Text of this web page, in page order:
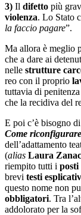
3) Il difetto più
violenza. Lo Stato
la faccio pagare”.
Ma allora è meglio
che a dare ai
nelle strutture
reo con il proprio
tuttavia di
che la recidiva del
E poi c’è bisogno
Come
dell’adattamento
(alias Laura
riempito tutti i
brevi testi
questo nome non
obbligatori. Tra
addolorato per la